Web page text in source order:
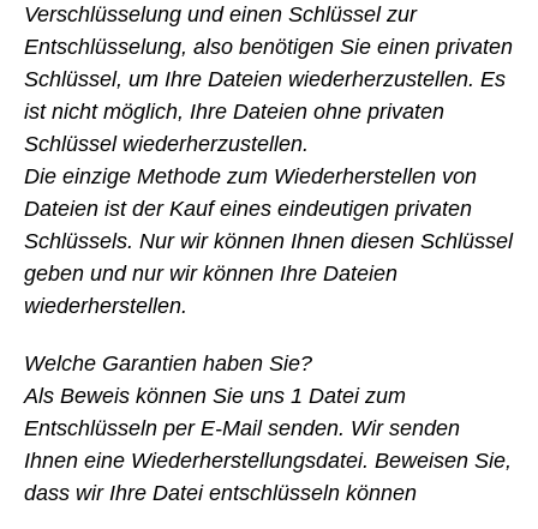
Verschlüsselung und einen Schlüssel zur
Entschlüsselung, also benötigen Sie einen privaten
Schlüssel, um Ihre Dateien wiederherzustellen. Es
ist nicht möglich, Ihre Dateien ohne privaten
Schlüssel wiederherzustellen.
Die einzige Methode zum Wiederherstellen von
Dateien ist der Kauf eines eindeutigen privaten
Schlüssels. Nur wir können Ihnen diesen Schlüssel
geben und nur wir können Ihre Dateien
wiederherstellen.
Welche Garantien haben Sie?
Als Beweis können Sie uns 1 Datei zum
Entschlüsseln per E-Mail senden. Wir senden
Ihnen eine Wiederherstellungsdatei. Beweisen Sie,
dass wir Ihre Datei entschlüsseln können